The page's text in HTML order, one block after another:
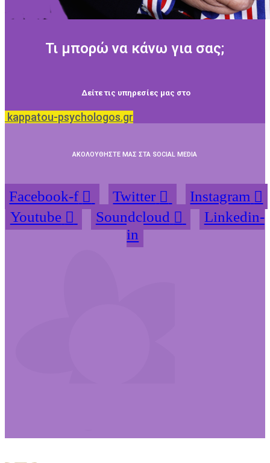
Τι μπορώ να κάνω για σας;
Δείτε τις υπηρεσίες μας στο
kappatou-psychologos.gr
ΑΚΟΛΟΥΘΗΣΤΕ ΜΑΣ ΣΤΑ SOCIAL MEDIA
Facebook-f Twitter
Instagram
Youtube
Soundcloud
Linkedin-
in